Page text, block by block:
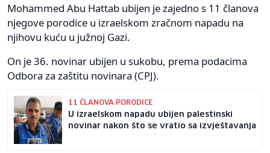
Mohammed Abu Hattab ubijen je zajedno s 11 članova
njegove porodice u izraelskom zračnom napadu na
njihovu kuću u južnoj Gazi.
On je 36. novinar ubijen u sukobu, prema podacima
Odbora za zaštitu novinara (CPJ).
11 ČLANOVA PORODICE
U izraelskom napadu ubijen palestinski
novinar nakon što se vratio sa izvještavanja